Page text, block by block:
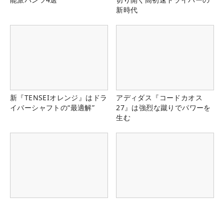
新時代
新『TENSEIオレンジ』はドラ
イバーシャフトの“最適解”
アディダス『コードカオス
27』は強烈な蹴りでパワーを
生む